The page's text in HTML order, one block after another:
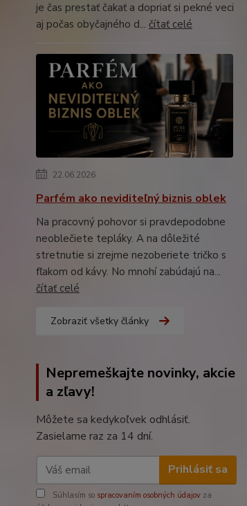
je čas prestať čakať a dopriať si pekné veci
aj počas obyčajného d... čítať celé
22.06.2026
Parfém ako neviditeľný biznis oblek
Na pracovný pohovor si pravdepodobne
neoblečiete tepláky. A na dôležité
stretnutie si zrejme nezoberiete tričko s
fľakom od kávy. No mnohí zabúdajú na...
čítať celé
Zobraziť všetky články
Nepremeškajte novinky, akcie
a zľavy!
Môžete sa kedykoľvek odhlásiť.
Zasielame raz za 14 dní.
Prihlásiť sa
Súhlasím so spracovaním osobných údajov za